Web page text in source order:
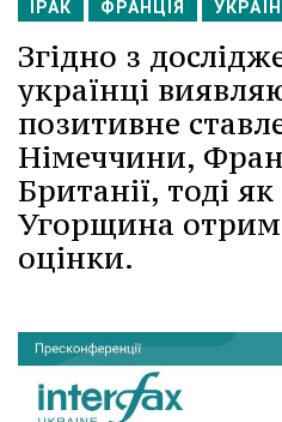
ІРАК ФРАНЦІЯ
Згідно з
українці
позитивне
Німеччини,
Британії, тоді
Угорщина
оцінки.